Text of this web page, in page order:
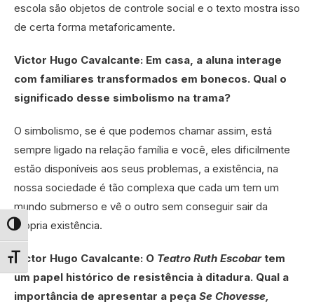
Alternar alto contraste
Alternar tamanho da fonte
escola são objetos de controle social e o texto mostra isso
de certa forma metaforicamente.
Victor Hugo Cavalcante: Em casa, a aluna interage
com familiares transformados em bonecos. Qual o
significado desse simbolismo na trama?
O simbolismo, se é que podemos chamar assim, está
sempre ligado na relação família e você, eles dificilmente
estão disponíveis aos seus problemas, a existência, na
nossa sociedade é tão complexa que cada um tem um
mundo submerso e vê o outro sem conseguir sair da
própria existência.
Victor Hugo Cavalcante: O Teatro Ruth Escobartem
um papel histórico de resistência à ditadura. Qual a
importância de apresentar a peça Se Chovesse,